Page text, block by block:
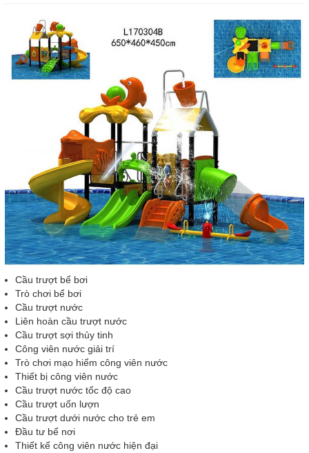
Cầu trượt bể bơi
Trò chơi bể bơi
Cầu trượt nước
Liên hoàn cầu trượt nước
Cầu trượt sợi thủy tinh
Công viên nước giải trí
Trò chơi mạo hiểm công viên nước
Thiết bị công viên nước
Cầu trượt nước tốc độ cao
Cầu trượt uốn lượn
Cầu trượt dưới nước cho trẻ em
Đầu tư bể nơi
Thiết kế công viên nước hiện đại